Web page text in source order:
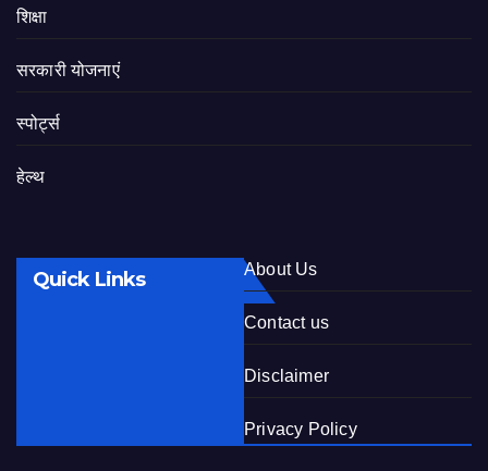
शिक्षा
सरकारी योजनाएं
स्पोर्ट्स
हेल्थ
Quick Links About Us
Contact us
Disclaimer
Privacy Policy